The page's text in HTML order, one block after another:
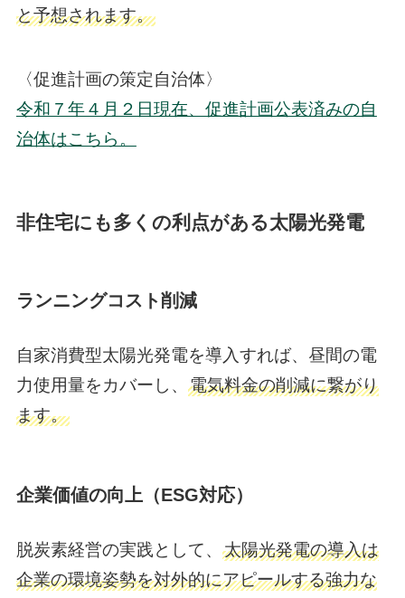
と予想されます。
〈促進計画の策定自治体〉
令和７年４月２日現在、促進計画公表済みの自
治体はこちら。
非住宅にも多くの利点がある太陽光発電
ランニングコスト削減
自家消費型太陽光発電を導入すれば、昼間の電
力使用量をカバーし、 電気料金の削減に繋がり
ます。
企業価値の向上（ESG対応）
脱炭素経営の実践として、 太陽光発電の導入は
企業の環境姿勢を対外的にアピールする強力な